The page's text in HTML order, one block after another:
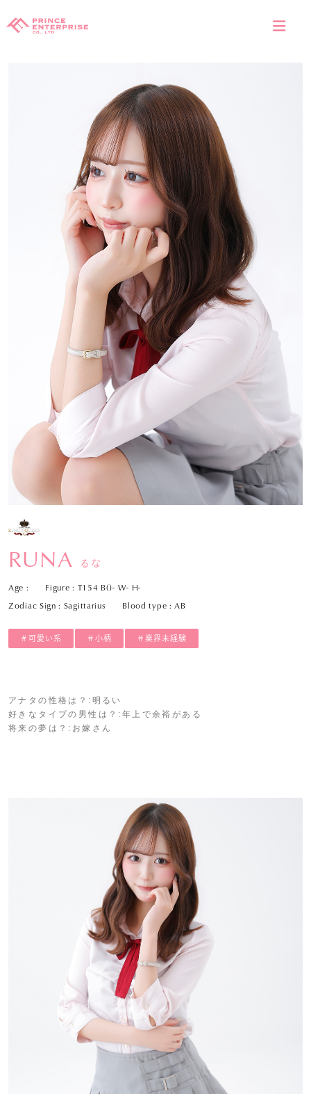
RUNA るな
Age :
Figure : T154 B()- W- H-
Zodiac Sign : Sagittarius
Blood type : AB
＃可愛い系 ＃小柄 ＃業界未経験
アナタの性格は？:明るい
好きなタイプの男性は？:年上で余裕がある
将来の夢は？:お嫁さん